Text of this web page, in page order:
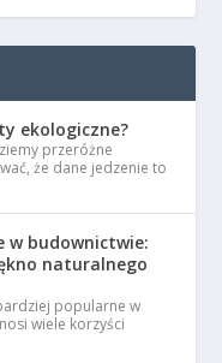
ekologiczne?
przeróżne
że dane jedzenie to
w budownictwie:
naturalnego
popularne w
wiele korzyści